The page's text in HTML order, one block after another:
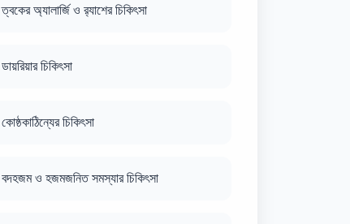
ত্বকের অ্যালার্জি ও র‍্যাশের চিকিৎসা
ডায়রিয়ার চিকিৎসা
কোষ্ঠকাঠিন্যের চিকিৎসা
বদহজম ও হজমজনিত সমস্যার চিকিৎসা